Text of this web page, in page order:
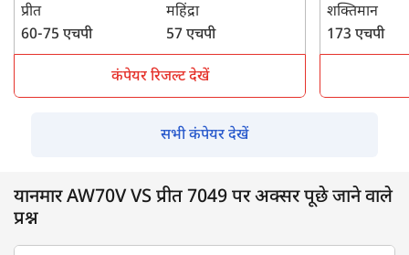
प्रीत
60-75 एचपी
महिंद्रा
57 एचपी
कंपेयर रिजल्ट देखें
शक्तिमान
173 एचपी
सभी कंपेयर देखें
यानमार AW70V VS प्रीत 7049 पर अक्सर पूछे जाने वाले
प्रश्न